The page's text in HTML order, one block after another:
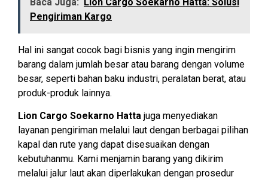
Pengiriman Kargo
Hal ini sangat cocok bagi bisnis yang ingin mengirim
barang dalam jumlah besar atau barang dengan volume
besar, seperti bahan baku industri, peralatan berat, atau
produk-produk lainnya.
Lion Cargo Soekarno Hatta juga menyediakan
layanan pengiriman melalui laut dengan berbagai pilihan
kapal dan rute yang dapat disesuaikan dengan
kebutuhanmu. Kami menjamin barang yang dikirim
melalui jalur laut akan diperlakukan dengan prosedur